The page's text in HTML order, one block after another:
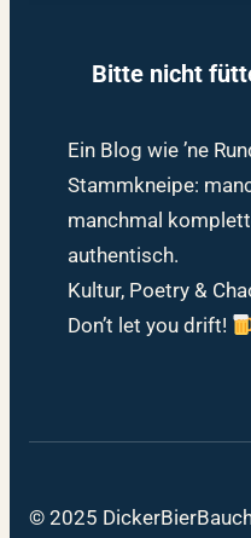
Bitte nicht
Ein Blog wie ’ne
Stammkneipe:
manchmal
authentisch.
Kultur, Poetry &
Don’t let you drift!
© 2025